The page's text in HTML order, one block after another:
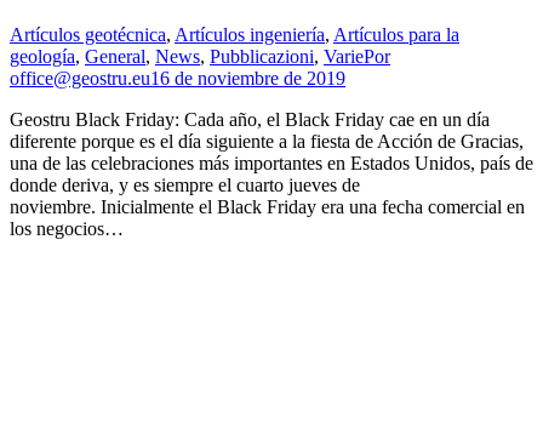
Artículos geotécnica, Artículos ingeniería, Artículos para la
geología, General, News, Pubblicazioni, VariePor
office@geostru.eu16 de noviembre de 2019
Geostru Black Friday: Cada año, el Black Friday cae en un día
diferente porque es el día siguiente a la fiesta de Acción de Gracias,
una de las celebraciones más importantes en Estados Unidos, país de
donde deriva, y es siempre el cuarto jueves de
noviembre. Inicialmente el Black Friday era una fecha comercial en
los negocios…